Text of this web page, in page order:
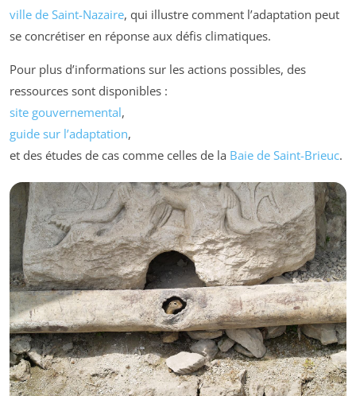
ville de Saint-Nazaire, qui illustre comment l’adaptation peut
se concrétiser en réponse aux défis climatiques.
Pour plus d’informations sur les actions possibles, des
ressources sont disponibles :
site gouvernemental,
guide sur l’adaptation,
et des études de cas comme celles de la Baie de Saint-Brieuc.